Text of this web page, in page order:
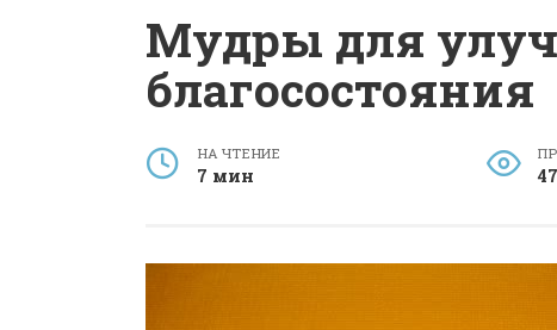
Мудры для
благосостояния
НА ЧТЕНИЕ
7 мин